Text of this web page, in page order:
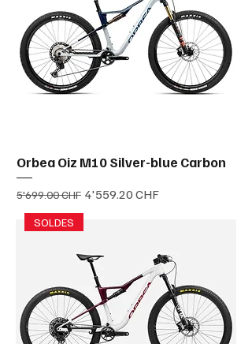
Orbea Oiz M10 Silver-blue Carbon
Prix original
5'699.00 CHF Prix promotionnel
4'559.20 CHF
SOLDES